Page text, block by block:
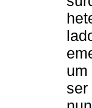
um
ser